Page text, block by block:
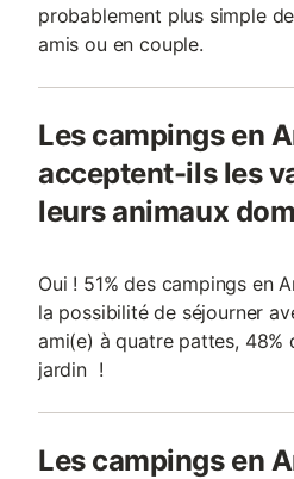
probablement plus simple
amis ou en couple.
Les campings en
acceptent-ils les
leurs animaux
Oui ! 51% des campings en
la possibilité de séjourner
ami(e) à quatre pattes, 48%
jardin !
Les campings en